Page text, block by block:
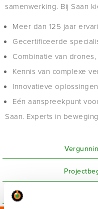
samenwerking. Bij Saan
Meer dan 125 jaar
Gecertificeerde
Combinatie van
Kennis van complexe
Innovatieve
Eén aanspreekpunt
Saan. Experts in